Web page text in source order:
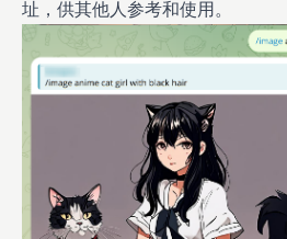
址，供其他人参考和使用。